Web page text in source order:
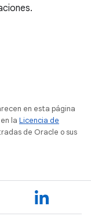
en esta página
la Licencia de
de Oracle o sus